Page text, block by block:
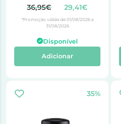
36,95€ 29,41€
*Promoção válida de 01/08/2026 a
31/08/2026
Disponível
Adicionar
35%